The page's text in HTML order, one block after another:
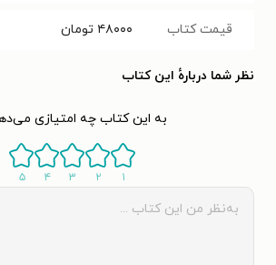
قیمت کتاب ۴۸۰۰۰ تومان
نظر شما دربارهٔ این کتاب
به این کتاب چه امتیازی
۱ ۲ ۳ ۴ ۵